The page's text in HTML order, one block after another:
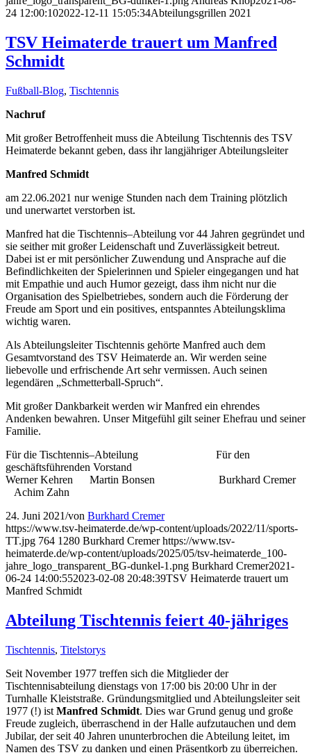
24 12:00:102022-12-11 15:05:34Abteilungsgrillen 2021
TSV Heimaterde trauert um Manfred
Schmidt
Fußball-Blog, Tischtennis
Nachruf
Mit großer Betroffenheit muss die Abteilung Tischtennis des TSV
Heimaterde bekannt geben, dass ihr langjähriger Abteilungsleiter
Manfred Schmidt
am 22.06.2021 nur wenige Stunden nach dem Training plötzlich
und unerwartet verstorben ist.
Manfred hat die Tischtennis–Abteilung vor 44 Jahren gegründet und
sie seither mit großer Leidenschaft und Zuverlässigkeit betreut.
Dabei ist er mit persönlicher Zuwendung und Ansprache auf die
Befindlichkeiten der Spielerinnen und Spieler eingegangen und hat
mit Empathie und auch Humor gezeigt, dass ihm nicht nur die
Organisation des Spielbetriebes, sondern auch die Förderung der
Freude am Sport und ein positives, entspanntes Abteilungsklima
wichtig waren.
Als Abteilungsleiter Tischtennis gehörte Manfred auch dem
Gesamtvorstand des TSV Heimaterde an. Wir werden seine
liebevolle und erfrischende Art sehr vermissen. Auch seinen
legendären „Schmetterball-Spruch“.
Mit großer Dankbarkeit werden wir Manfred ein ehrendes
Andenken bewahren. Unser Mitgefühl gilt seiner Ehefrau und seiner
Familie.
Für die Tischtennis–Abteilung Für den
geschäftsführenden Vorstand
Werner Kehren Martin Bonsen Burkhard Cremer
Achim Zahn
24. Juni 2021/von Burkhard Cremer
https://www.tsv-heimaterde.de/wp-content/uploads/2022/11/sports-
TT.jpg 764 1280 Burkhard Cremer https://www.tsv-
heimaterde.de/wp-content/uploads/2025/05/tsv-heimaterde_100-
jahre_logo_transparent_BG-dunkel-1.png Burkhard Cremer2021-
06-24 14:00:552023-02-08 20:48:39TSV Heimaterde trauert um
Manfred Schmidt
Abteilung Tischtennis feiert 40-jähriges
Tischtennis, Titelstorys
Seit November 1977 treffen sich die Mitglieder der
Tischtennisabteilung dienstags von 17:00 bis 20:00 Uhr in der
Turnhalle Kleiststraße. Gründungsmitglied und Abteilungsleiter seit
1977 (!) ist Manfred Schmidt. Dies war Grund genug und große
Freude zugleich, überraschend in der Halle aufzutauchen und dem
Jubilar, der seit 40 Jahren ununterbrochen die Abteilung leitet, im
Namen des TSV zu danken und einen Präsentkorb zu überreichen.